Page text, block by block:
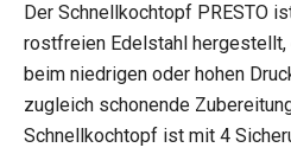
Der Schnellkochtopf PRESTO
rostfreien Edelstahl
beim niedrigen oder hohen
zugleich schonende
Schnellkochtopf ist mit 4